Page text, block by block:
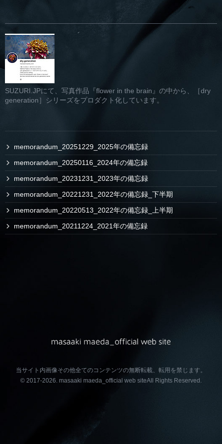
SUZURI.JPにて、写真作品『flower in the brain』の中から、［dry
generation］シリーズをプロダクト化しています。
memorandum_20251229_2025年の備忘録
memorandum_20250116_2024年の備忘録
memorandum_20231231_2023年の備忘録
memorandum_20221231_2022年の備忘録_下半期
memorandum_20220513_2022年の備忘録_上半期
memorandum_20211224_2021年の備忘録
当サイト内画像その他全てのコンテンツの無断転載、転用を禁じます。
© 2017-2026. masaaki maeda_official web siteAll Rights Reserved.